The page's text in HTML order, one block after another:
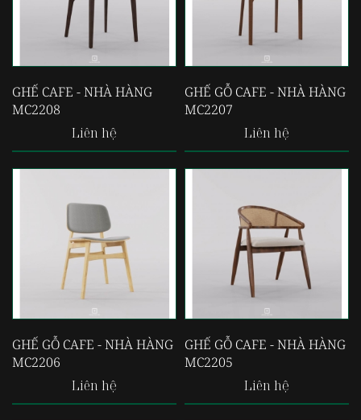
GHẾ CAFE - NHÀ HÀNG
MC2208
Liên hệ
GHẾ GỖ CAFE - NHÀ HÀNG
MC2207
Liên hệ
GHẾ GỖ CAFE - NHÀ HÀNG
MC2206
Liên hệ
GHẾ GỖ CAFE - NHÀ HÀNG
MC2205
Liên hệ